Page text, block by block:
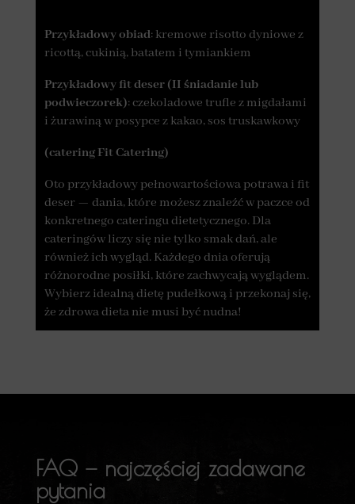
Przykładowy obiad: kremowe risotto dyniowe z
ricottą, cukinią, batatem i tymiankiem
Przykładowy fit deser (II śniadanie lub
podwieczorek): czekoladowe trufle z migdałami
i żurawiną w posypce z kakao, sos truskawkowy
(catering Fit Catering)
Oto przykładowy pełnowartościowa potrawa i fit
deser — dania, które możesz znaleźć w paczce od
konkretnego cateringu dietetycznego. Dla
cateringów liczy się nie tylko smak dań, ale
również ich wygląd. Każdego dnia oferują
różnorodne posiłki, które zachwycają wyglądem.
Wybierz idealną dietę pudełkową i przekonaj się,
że zdrowa dieta nie musi być nudna!
FAQ — najczęściej zadawane
pytania